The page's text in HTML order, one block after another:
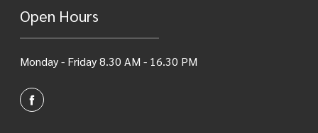
Open Hours
Monday - Friday 8.30 AM - 16.30 PM